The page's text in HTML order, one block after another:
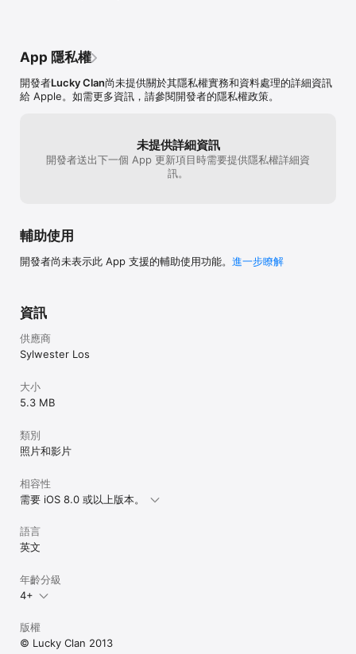
App 隱私權
開發者Lucky Clan尚未提供關於其隱私權實務和資料處理的詳細資訊
給 Apple。如需更多資訊，請參閱開發者的隱私權政策。
未提供詳細資訊
開發者送出下一個 App 更新項目時需要提供隱私權詳細資
訊。
輔助使用
開發者尚未表示此 App 支援的輔助使用功能。 進一步瞭解
資訊
供應商
Sylwester Los
大小
5.3 MB
類別
照片和影片
相容性
需要 iOS 8.0 或以上版本。
語言
英文
年齡分級
4+
版權
© Lucky Clan 2013